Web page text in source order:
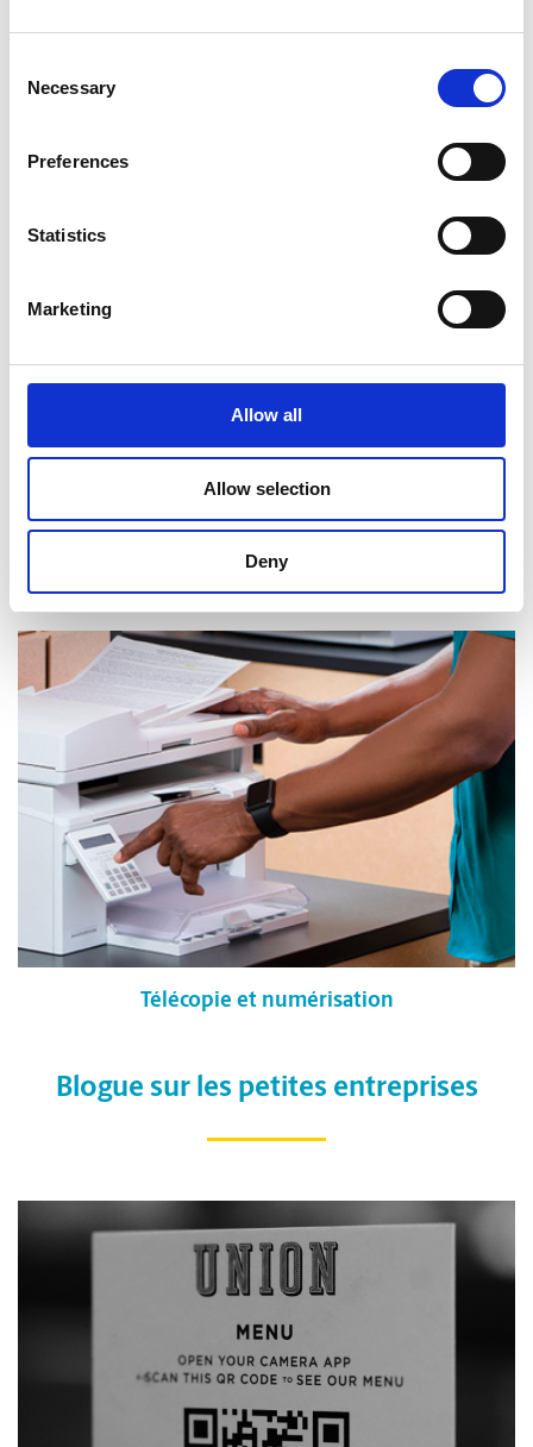
Selection
Necessary
Preferences
Statistics
Marketing
Allow all
Allow selection
Deny
Réception de courrier et de colis
Télécopie et numérisation
Blogue sur les petites entreprises